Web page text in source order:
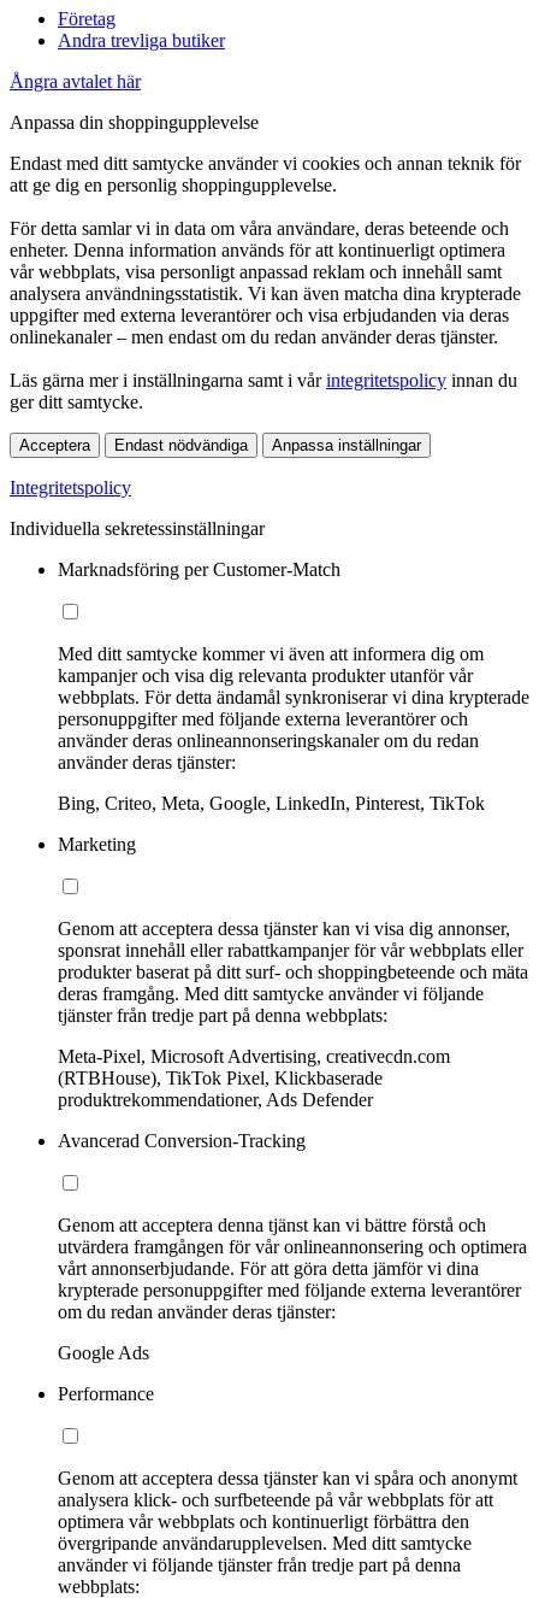
Företag
Andra trevliga butiker
Ångra avtalet här
Anpassa din shoppingupplevelse
Endast med ditt samtycke använder vi cookies och annan teknik för
att ge dig en personlig shoppingupplevelse.
För detta samlar vi in data om våra användare, deras beteende och
enheter. Denna information används för att kontinuerligt optimera
vår webbplats, visa personligt anpassad reklam och innehåll samt
analysera användningsstatistik. Vi kan även matcha dina krypterade
uppgifter med externa leverantörer och visa erbjudanden via deras
onlinekanaler – men endast om du redan använder deras tjänster.
Läs gärna mer i inställningarna samt i vårintegritetspolicy innan du
ger ditt samtycke.
Acceptera Endast nödvändiga Anpassa inställningar
Integritetspolicy
Individuella sekretessinställningar
Marknadsföring per Customer-Match
Med ditt samtycke kommer vi även att informera dig om
kampanjer och visa dig relevanta produkter utanför vår
webbplats. För detta ändamål synkroniserar vi dina krypterade
personuppgifter med följande externa leverantörer och
använder deras onlineannonseringskanaler om du redan
använder deras tjänster:
Bing, Criteo, Meta, Google, LinkedIn, Pinterest, TikTok
Marketing
Genom att acceptera dessa tjänster kan vi visa dig annonser,
sponsrat innehåll eller rabattkampanjer för vår webbplats eller
produkter baserat på ditt surf- och shoppingbeteende och mäta
deras framgång. Med ditt samtycke använder vi följande
tjänster från tredje part på denna webbplats:
Meta-Pixel, Microsoft Advertising, creativecdn.com
(RTBHouse), TikTok Pixel, Klickbaserade
produktrekommendationer, Ads Defender
Avancerad Conversion-Tracking
Genom att acceptera denna tjänst kan vi bättre förstå och
utvärdera framgången för vår onlineannonsering och optimera
vårt annonserbjudande. För att göra detta jämför vi dina
krypterade personuppgifter med följande externa leverantörer
om du redan använder deras tjänster:
Google Ads
Performance
Genom att acceptera dessa tjänster kan vi spåra och anonymt
analysera klick- och surfbeteende på vår webbplats för att
optimera vår webbplats och kontinuerligt förbättra den
övergripande användarupplevelsen. Med ditt samtycke
använder vi följande tjänster från tredje part på denna
webbplats: